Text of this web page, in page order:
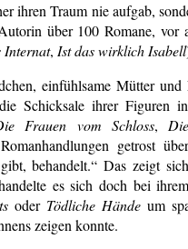
ihren Traum nie aufgab,
über 100 Romane, vor
Internat, Ist das wirklich Isabell
einfühlsame Mütter
Schicksale ihrer Figuren
Frauen vom Schloss,
Romanhandlungen getrost
behandelt.“ Das zeigt
es sich doch bei
oder Tödliche Hände um
zeigen konnte.